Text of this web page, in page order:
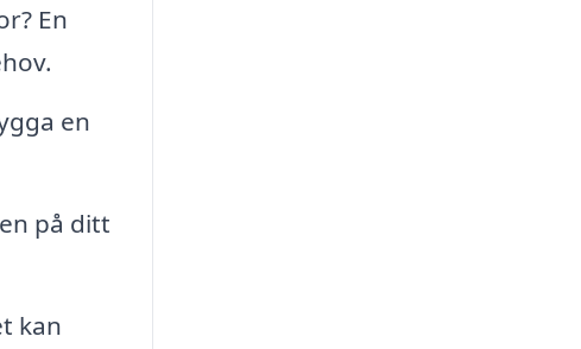
En
en
på ditt
kan